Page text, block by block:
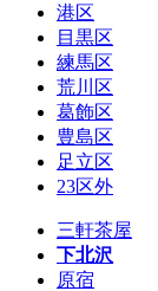
港区
目黒区
練馬区
荒川区
葛飾区
豊島区
足立区
23区外
三軒茶屋
下北沢
原宿